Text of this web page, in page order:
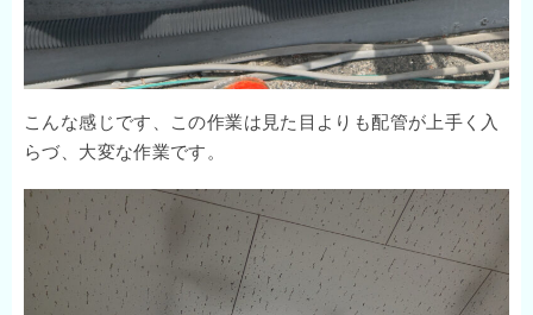
こんな感じです、この作業は見た目よりも配管が上手く入
らづ、大変な作業です。